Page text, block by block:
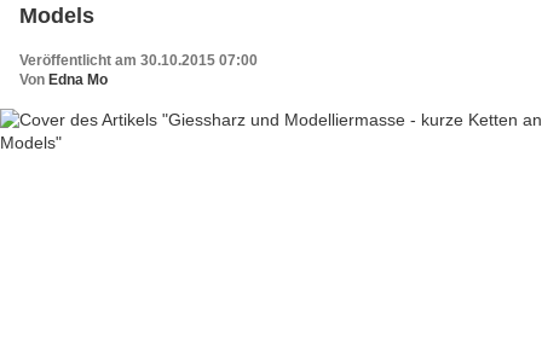
Models
Veröffentlicht am 30.10.2015 07:00
Von Edna Mo